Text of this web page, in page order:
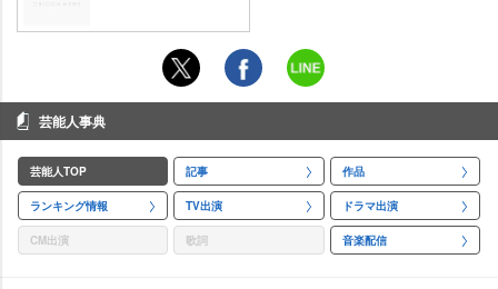
芸能人事典
芸能人TOP 記事 作品
ランキング情報 TV出演 ドラマ出演
CM出演 歌詞 音楽配信